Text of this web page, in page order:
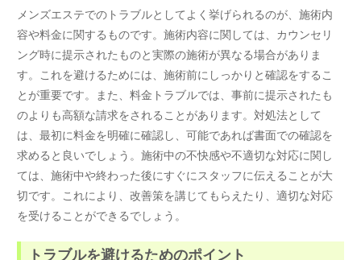
メンズエステでのトラブルとしてよく挙げられるのが、施術内
容や料金に関するものです。施術内容に関しては、カウンセリ
ング時に提示されたものと実際の施術が異なる場合がありま
す。これを避けるためには、施術前にしっかりと確認をするこ
とが重要です。また、料金トラブルでは、事前に提示されたも
のよりも高額な請求をされることがあります。対処法として
は、最初に料金を明確に確認し、可能であれば書面での確認を
求めると良いでしょう。施術中の不快感や不適切な対応に関し
ては、施術中や終わった後にすぐにスタッフに伝えることが大
切です。これにより、改善策を講じてもらえたり、適切な対応
を受けることができるでしょう。
トラブルを避けるためのポイント